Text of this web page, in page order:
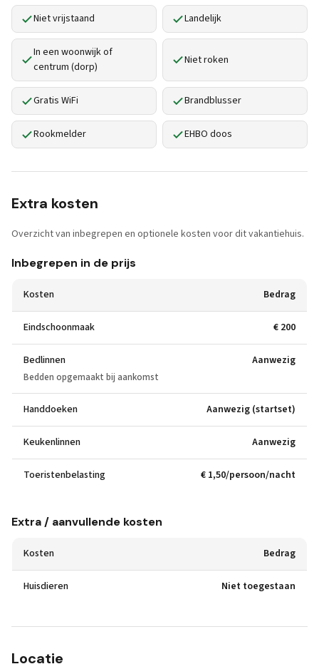
Niet vrijstaand Landelijk
In een woonwijk of
centrum (dorp)
Niet roken
Gratis WiFi Brandblusser
Rookmelder EHBO doos
Extra kosten
Overzicht van inbegrepen en optionele kosten voor dit vakantiehuis.
Inbegrepen in de prijs
Kosten Bedrag
Eindschoonmaak € 200
Bedlinnen
Bedden opgemaakt bij aankomst
Aanwezig
Handdoeken Aanwezig (startset)
Keukenlinnen Aanwezig
Toeristenbelasting € 1,50/persoon/nacht
Extra / aanvullende kosten
Kosten Bedrag
Huisdieren Niet toegestaan
Locatie